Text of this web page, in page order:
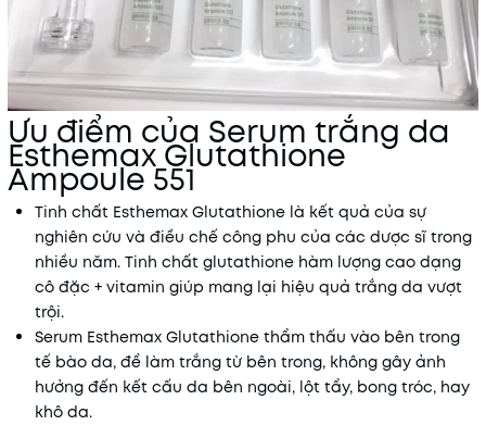
Ưu điểm của Serum trắng da
Esthemax Glutathione
Ampoule 551
Tinh chất Esthemax Glutathione là kết quả của sự
nghiên cứu và điều chế công phu của các dược sĩ trong
nhiều năm. Tinh chất glutathione hàm lượng cao dạng
cô đặc + vitamin giúp mang lại hiệu quả trắng da vượt
trội.
Serum Esthemax Glutathione thẩm thấu vào bên trong
tế bào da, để làm trắng từ bên trong, không gây ảnh
hưởng đến kết cấu da bên ngoài, lột tẩy, bong tróc, hay
khô da.